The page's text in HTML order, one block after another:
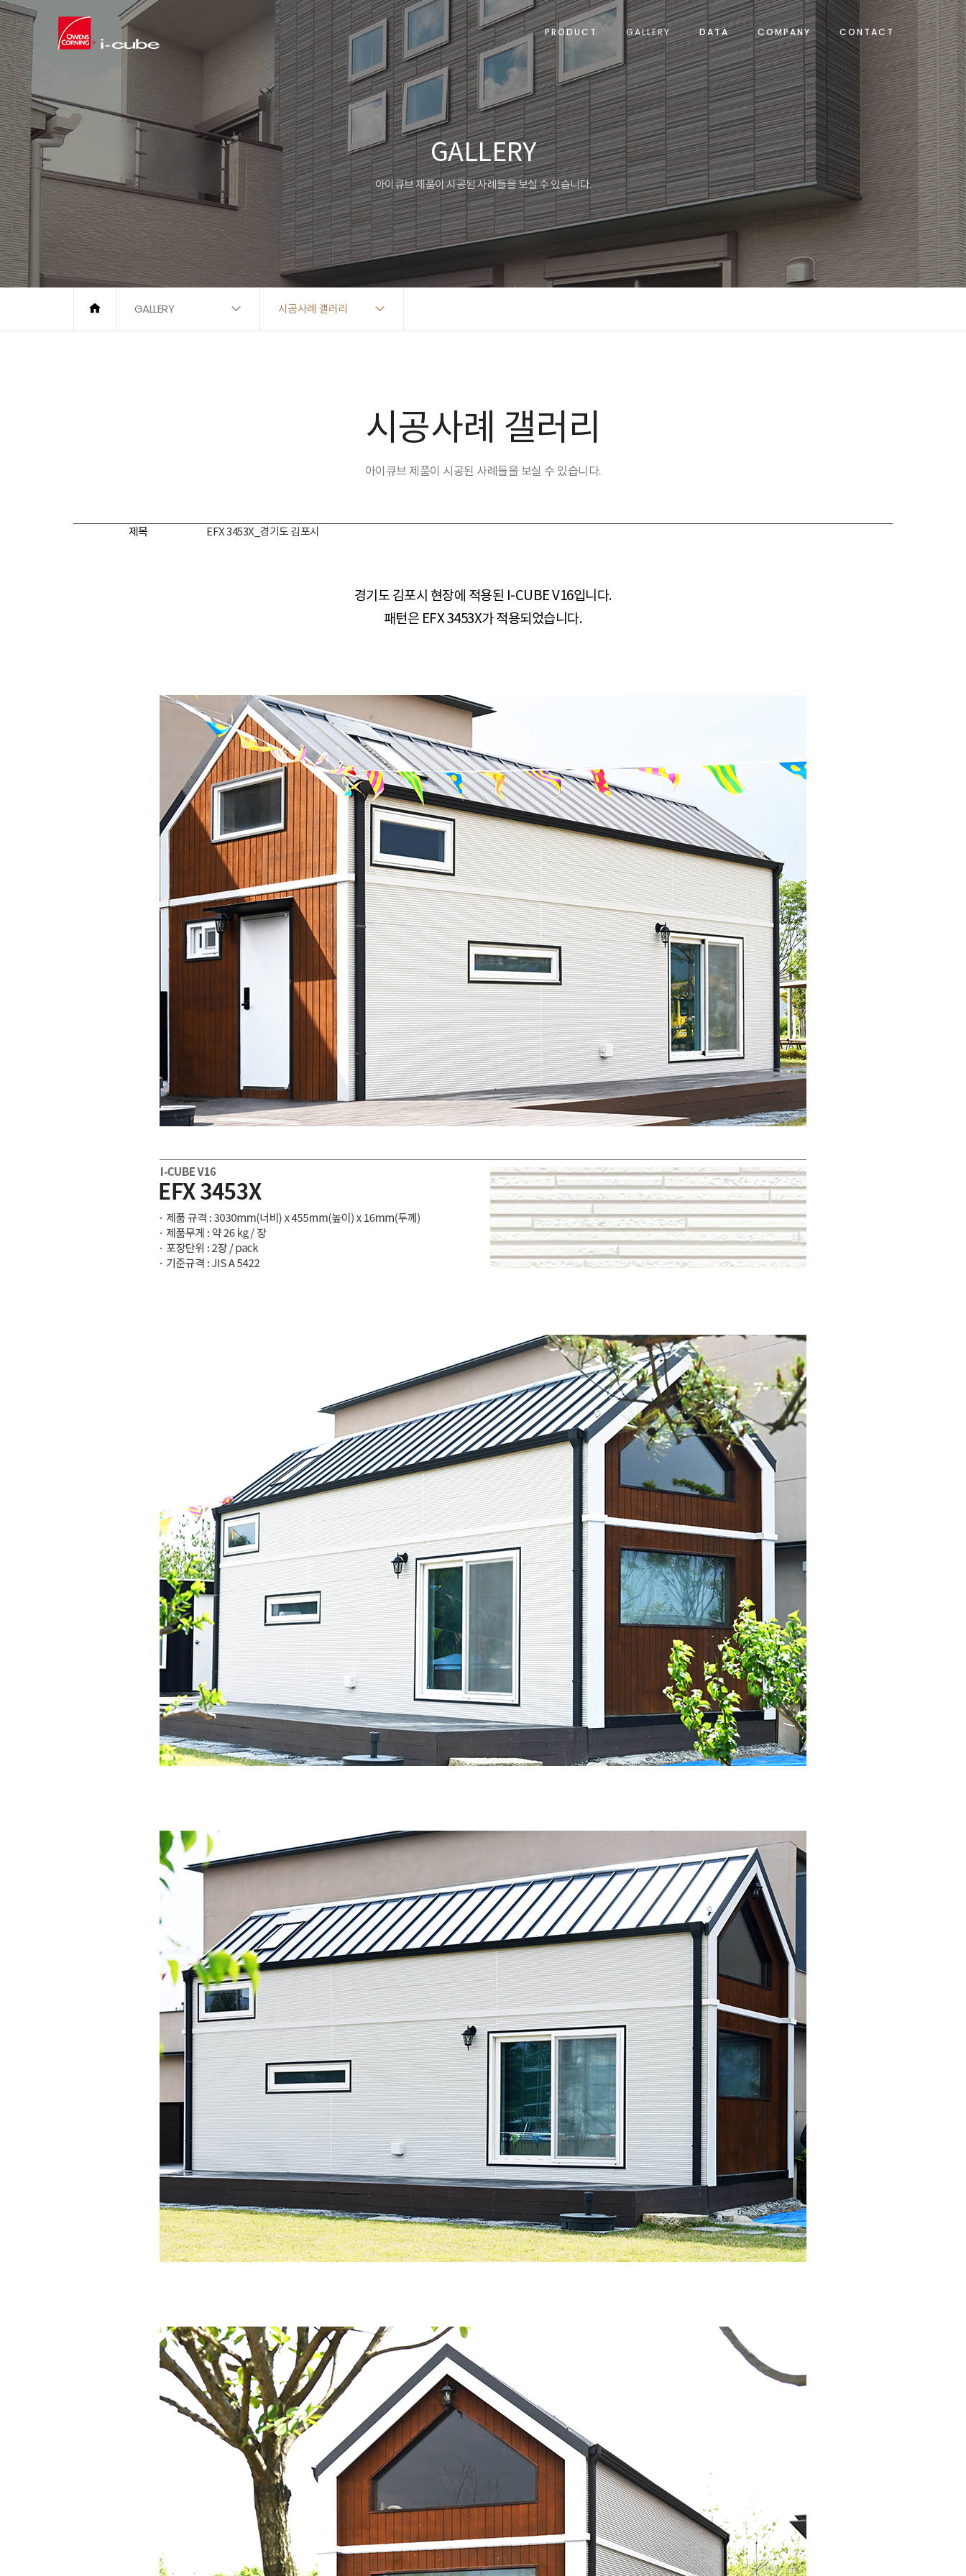
PRODUCT GALLERY DATA COMPANY CONTACT
GALLERY
아이큐브 제품이 시공된 사례들을 보실 수 있습니다.
GALLERY 시공사례 갤러리
시공사례 갤러리
아이큐브 제품이 시공된 사례들을 보실 수 있습니다.
제목 EFX 3453X_경기도 김포시
경기도 김포시 현장​​에 적용된 I-CUBE V16입니다.
패턴은 EFX 3453X가 적용되었습니다.